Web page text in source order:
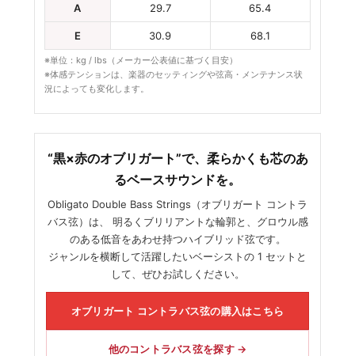
A 29.7 65.4
E 30.9 68.1
※単位：kg / lbs（メーカー公表値に基づく目安）
※体感テンションは、楽器のセッティングや弦高・メンテナンス状
況によっても変化します。
“黒×赤のオブリガート”で、柔らかくも芯のあ
るベースサウンドを。
Obligato Double Bass Strings（オブリガート コントラ
バス弦）は、 明るくブリリアントな輪郭と、グロウル感
のある低音をあわせ持つハイブリッド弦です。
ジャンルを横断して活躍したいベーシストの 1 セットと
して、ぜひお試しください。
オブリガート コントラバス弦の購入はこちら
他のコントラバス弦を探す →